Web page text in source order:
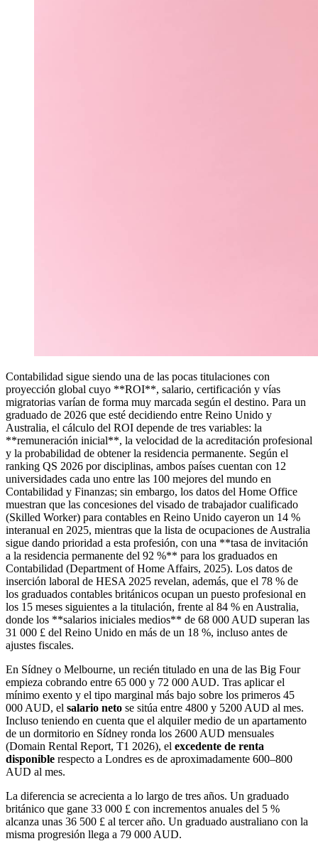
Contabilidad sigue siendo una de las pocas titulaciones con
proyección global cuyo **ROI**, salario, certificación y vías
migratorias varían de forma muy marcada según el destino. Para un
graduado de 2026 que esté decidiendo entre Reino Unido y
Australia, el cálculo del ROI depende de tres variables: la
**remuneración inicial**, la velocidad de la acreditación profesional
y la probabilidad de obtener la residencia permanente. Según el
ranking QS 2026 por disciplinas, ambos países cuentan con 12
universidades cada uno entre las 100 mejores del mundo en
Contabilidad y Finanzas; sin embargo, los datos del Home Office
muestran que las concesiones del visado de trabajador cualificado
(Skilled Worker) para contables en Reino Unido cayeron un 14 %
interanual en 2025, mientras que la lista de ocupaciones de Australia
sigue dando prioridad a esta profesión, con una **tasa de invitación
a la residencia permanente del 92 %** para los graduados en
Contabilidad (Department of Home Affairs, 2025). Los datos de
inserción laboral de HESA 2025 revelan, además, que el 78 % de
los graduados contables británicos ocupan un puesto profesional en
los 15 meses siguientes a la titulación, frente al 84 % en Australia,
donde los **salarios iniciales medios** de 68 000 AUD superan las
31 000 £ del Reino Unido en más de un 18 %, incluso antes de
ajustes fiscales.
En Sídney o Melbourne, un recién titulado en una de las Big Four
empieza cobrando entre 65 000 y 72 000 AUD. Tras aplicar el
mínimo exento y el tipo marginal más bajo sobre los primeros 45
000 AUD, el salario neto se sitúa entre 4800 y 5200 AUD al mes.
Incluso teniendo en cuenta que el alquiler medio de un apartamento
de un dormitorio en Sídney ronda los 2600 AUD mensuales
(Domain Rental Report, T1 2026), el excedente de renta
disponible respecto a Londres es de aproximadamente 600–800
AUD al mes.
La diferencia se acrecienta a lo largo de tres años. Un graduado
británico que gane 33 000 £ con incrementos anuales del 5 %
alcanza unas 36 500 £ al tercer año. Un graduado australiano con la
misma progresión llega a 79 000 AUD.